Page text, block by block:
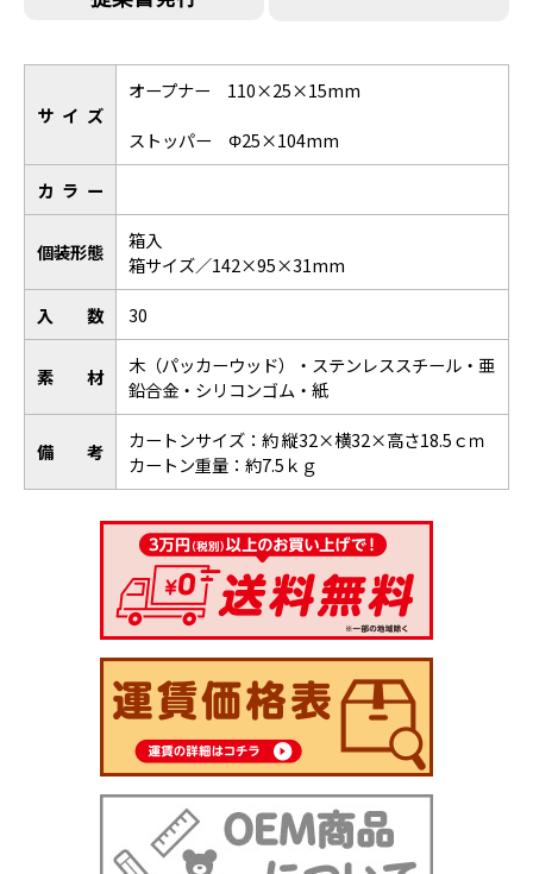
サイズ
オープナー 110×25×15mm
ストッパー Φ25×104mm
カラー
個装形態
箱入
箱サイズ／142×95×31mm
入数
30
素材
木（パッカーウッド）・ステンレススチール・亜
鉛合金・シリコンゴム・紙
備考
カートンサイズ：約 縦32×横32×高さ18.5ｃｍ
カートン重量：約7.5ｋｇ